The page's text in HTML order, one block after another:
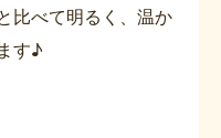
比べて明るく、温か
す♪